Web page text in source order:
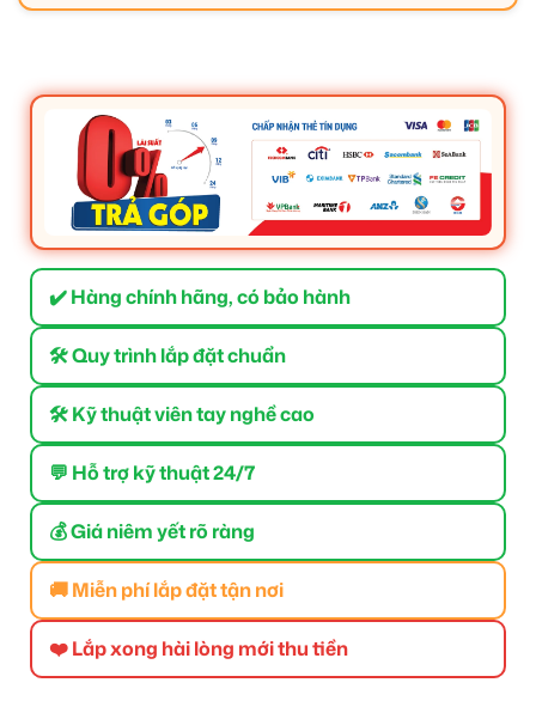
✔️ Hàng chính hãng, có bảo hành
🛠 Quy trình lắp đặt chuẩn
🛠 Kỹ thuật viên tay nghề cao
💬 Hỗ trợ kỹ thuật 24/7
💰 Giá niêm yết rõ ràng
🚚 Miễn phí lắp đặt tận nơi
❤️ Lắp xong hài lòng mới thu tiền